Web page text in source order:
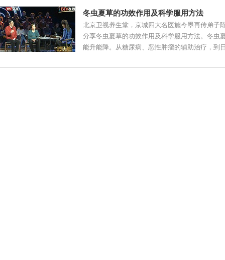
冬虫夏草的功效作用及科学服用方法
北京卫视养生堂，京城四大名医施今墨再传弟子
分享冬虫夏草的功效作用及科学服用方法。冬虫
能升能降。从糖尿病、恶性肿瘤的辅助治疗，